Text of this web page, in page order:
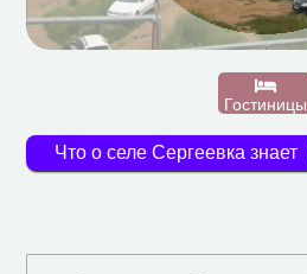
Гостиницы
Что о селе Сергеевка знает